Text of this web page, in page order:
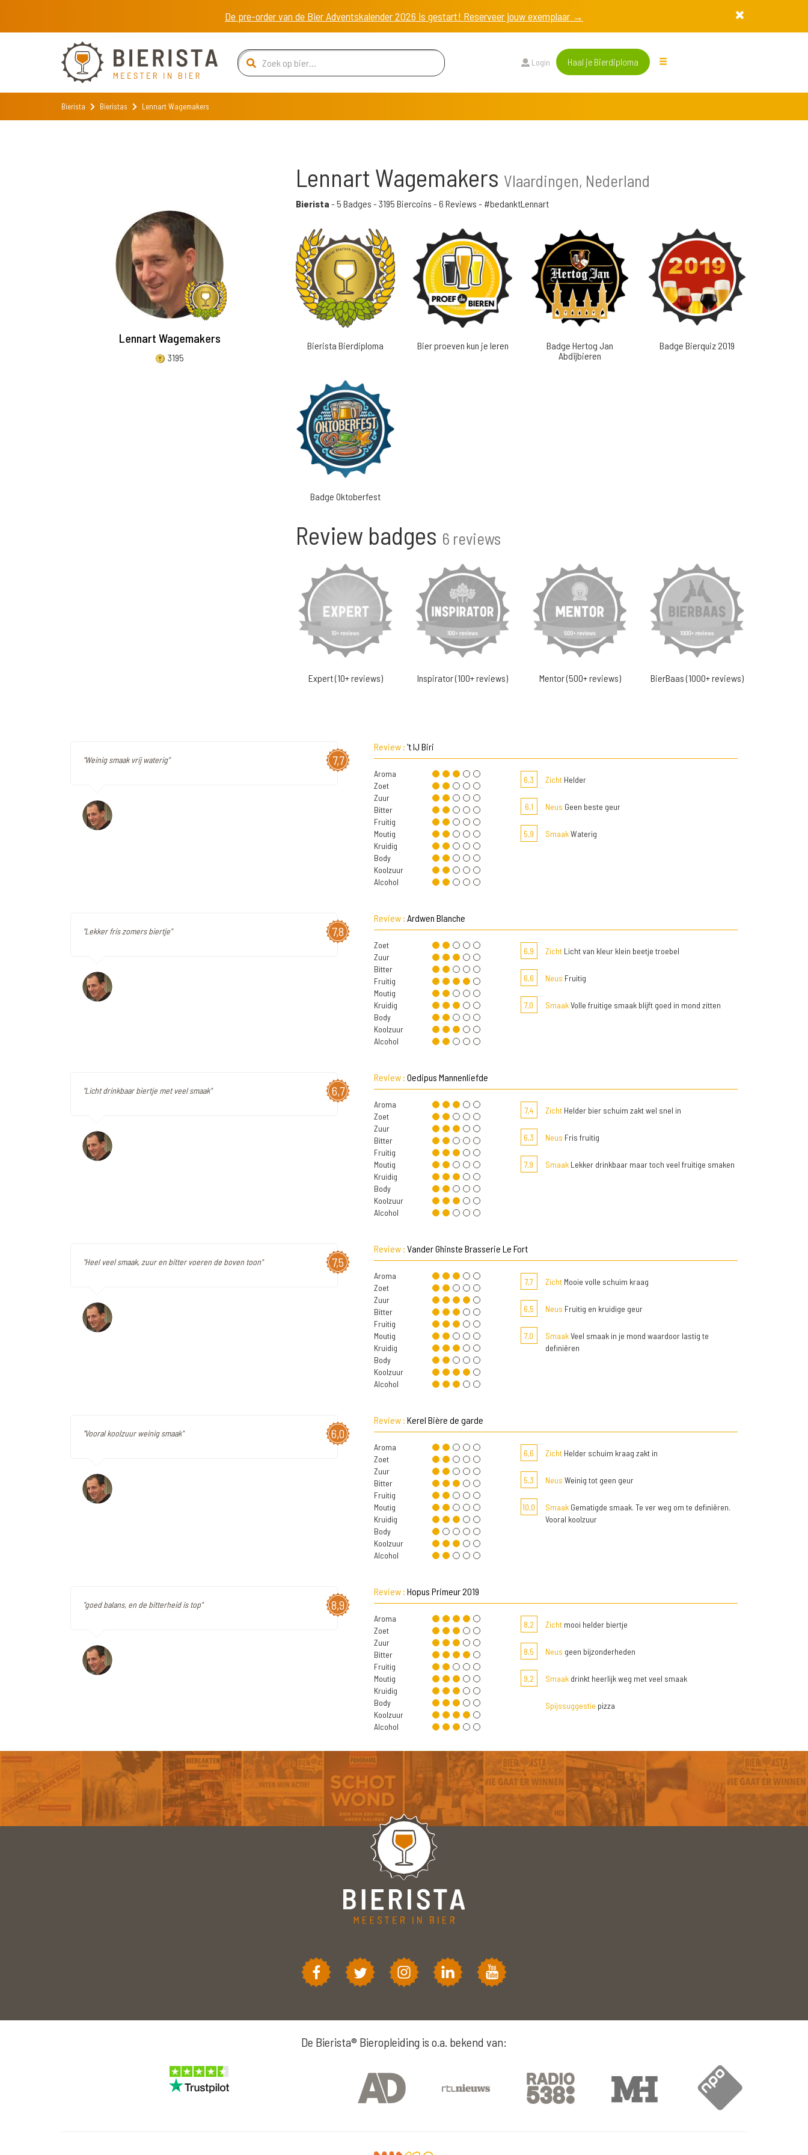
De pre-order van de Bier Adventskalender 2026 is gestart! Reserveer jouw exemplaar →
Login Haal je Bierdiploma
Bierista Bieristas Lennart Wagemakers
Lennart Wagemakers
3195
Lennart Wagemakers Vlaardingen, Nederland
Bierista - 5 Badges - 3195 Biercoins - 6 Reviews - #bedanktLennart
Bierista Bierdiploma Bier proeven kun je leren
Badge Hertog Jan
Abdijbieren
Badge Bierquiz 2019
Badge Oktoberfest
Review badges 6 reviews
Expert (10+ reviews) Inspirator (100+ reviews) Mentor (500+ reviews) BierBaas (1000+ reviews)
7,7
"Weinig smaak vrij waterig"
Review : 't IJ Biri
Aroma
Zoet
Zuur
Bitter
Fruitig
Moutig
Kruidig
Body
Koolzuur
Alcohol
6,3 ZichtHelder
6,1 Neus Geen beste geur
5,9 SmaakWaterig
7,8
"Lekker fris zomers biertje"
Review : Ardwen Blanche
Zoet
Zuur
Bitter
Fruitig
Moutig
Kruidig
Body
Koolzuur
Alcohol
6,9 ZichtLicht van kleur klein beetje troebel
6,6 Neus Fruitig
7,0 SmaakVolle fruitige smaak blijft goed in mond zitten
6,7
"Licht drinkbaar biertje met veel smaak"
Review : Oedipus Mannenliefde
Aroma
Zoet
Zuur
Bitter
Fruitig
Moutig
Kruidig
Body
Koolzuur
Alcohol
7,4 ZichtHelder bier schuim zakt wel snel in
6,3 Neus Fris fruitig
7,9 SmaakLekker drinkbaar maar toch veel fruitige smaken
7,5
"Heel veel smaak, zuur en bitter voeren de boven toon"
Review : Vander Ghinste Brasserie Le Fort
Aroma
Zoet
Zuur
Bitter
Fruitig
Moutig
Kruidig
Body
Koolzuur
Alcohol
7,7 ZichtMooie volle schuim kraag
6,5 Neus Fruitig en kruidige geur
7,0 SmaakVeel smaak in je mond waardoor lastig te
definiëren
6,0
"Vooral koolzuur weinig smaak"
Review : Kerel Bière de garde
Aroma
Zoet
Zuur
Bitter
Fruitig
Moutig
Kruidig
Body
Koolzuur
Alcohol
6,6 ZichtHelder schuim kraag zakt in
5,3 Neus Weinig tot geen geur
10,0 SmaakGematigde smaak. Te ver weg om te definiëren.
Vooral koolzuur
8,9
"goed balans, en de bitterheid is top"
Review : Hopus Primeur 2019
Aroma
Zoet
Zuur
Bitter
Fruitig
Moutig
Kruidig
Body
Koolzuur
Alcohol
8,2 Zichtmooi helder biertje
8,5 Neus geen bijzonderheden
9,2 Smaakdrinkt heerlijk weg met veel smaak
Spijssuggestie pizza
De Bierista® Bieropleiding is o.a. bekend van: